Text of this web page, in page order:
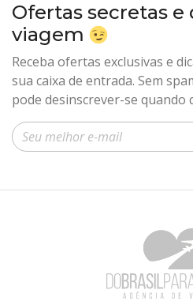
Ofertas secretas e
viagem
Receba ofertas exclusivas e
sua caixa de entrada. Sem
pode desinscrever-se quando
Insira seu e-mail